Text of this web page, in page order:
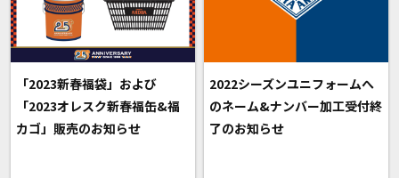
「2023新春福袋」および
「2023オレスク新春福缶&福
カゴ」販売のお知らせ
2022シーズンユニフォームへ
のネーム&ナンバー加工受付終
了のお知らせ